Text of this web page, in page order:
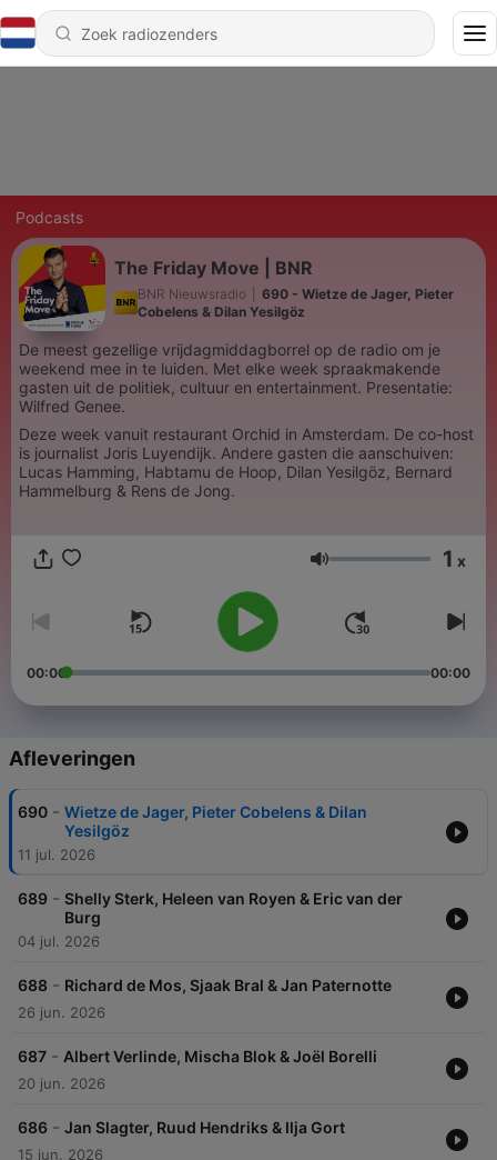
Podcasts
The Friday Move | BNR
BNR Nieuwsradio
690 - Wietze de Jager, Pieter
Cobelens & Dilan Yesilgöz
De meest gezellige vrijdagmiddagborrel op de radio om je
weekend mee in te luiden. Met elke week spraakmakende
gasten uit de politiek, cultuur en entertainment. Presentatie:
Wilfred Genee.
Deze week vanuit restaurant Orchid in Amsterdam. De co-host
is journalist Joris Luyendijk. Andere gasten die aanschuiven:
Lucas Hamming, Habtamu de Hoop, Dilan Yesilgöz, Bernard
Hammelburg & Rens de Jong.
Volume 1 x
00:00 00:00
Afleveringen
690 - Wietze de Jager, Pieter Cobelens & Dilan
Yesilgöz
11 jul. 2026
689 - Shelly Sterk, Heleen van Royen & Eric van der
Burg
04 jul. 2026
688 - Richard de Mos, Sjaak Bral & Jan Paternotte
26 jun. 2026
687 - Albert Verlinde, Mischa Blok & Joël Borelli
20 jun. 2026
686 - Jan Slagter, Ruud Hendriks & Ilja Gort
15 jun. 2026